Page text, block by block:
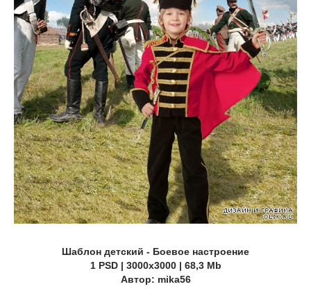
Шаблон детский - Боевое настроение
1 PSD | 3000х3000 | 68,3 Mb
Автор: mika56